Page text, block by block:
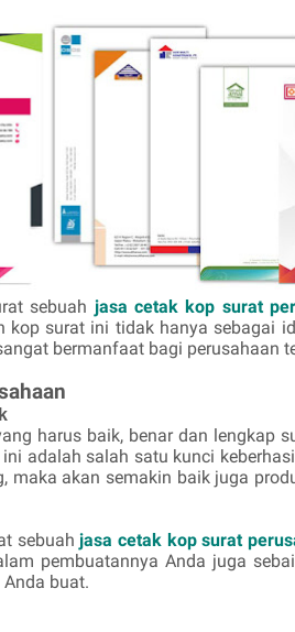
sebuah jasa cetak kop surat
kop surat ini tidak hanya sebagai
bermanfaat bagi perusahaan
harus baik, benar dan lengkap
adalah salah satu kunci
maka akan semakin baik juga
sebuahjasa cetak kop surat
pembuatannya Anda juga
buat.